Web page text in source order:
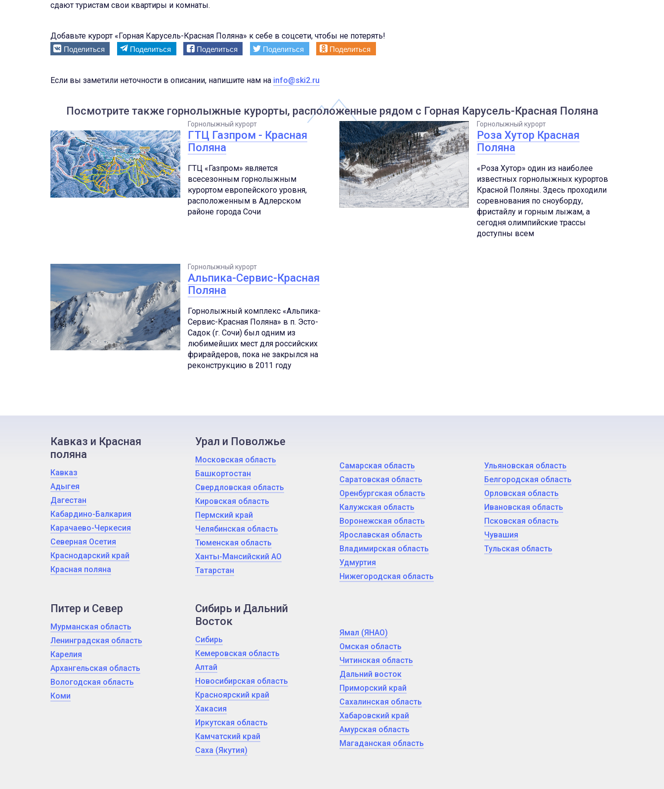
сдают туристам свои квартиры и комнаты.
Добавьте курорт «Горная Карусель-Красная Поляна» к себе в соцсети, чтобы не потерять!
Поделиться Поделиться Поделиться Поделиться Поделиться
Если вы заметили неточности в описании, напишите нам на info@ski2.ru
Посмотрите также горнолыжные курорты, расположенные рядом с Горная Карусель-Красная Поляна
Горнолыжный курорт
ГТЦ Газпром - Красная
Поляна
ГТЦ «Газпром» является
всесезонным горнолыжным
курортом европейского уровня,
расположенным в Адлерском
районе города Сочи
Горнолыжный курорт
Роза Хутор Красная
Поляна
«Роза Хутор» один из наиболее
известных горнолыжных курортов
Красной Поляны. Здесь проходили
соревнования по сноуборду,
фристайлу и горным лыжам, а
сегодня олимпийские трассы
доступны всем
Горнолыжный курорт
Альпика-Сервис-Красная
Поляна
Горнолыжный комплекс «Альпика-
Сервис-Красная Поляна» в п. Эсто-
Садок (г. Сочи) был одним из
любимейших мест для российских
фрирайдеров, пока не закрылся на
реконструкцию в 2011 году
Кавказ и Красная
поляна
Кавказ
Адыгея
Дагестан
Кабардино-Балкария
Карачаево-Черкесия
Северная Осетия
Краснодарский край
Красная поляна
Урал и Поволжье
Московская область
Башкортостан
Свердловская область
Кировская область
Пермский край
Челябинская область
Тюменская область
Ханты-Мансийский АО
Татарстан
Самарская область
Саратовская область
Оренбургская область
Калужская область
Воронежская область
Ярославская область
Владимирская область
Удмуртия
Нижегородская область
Ульяновская область
Белгородская область
Орловская область
Ивановская область
Псковская область
Чувашия
Тульская область
Питер и Север
Мурманская область
Ленинградская область
Карелия
Архангельская область
Вологодская область
Коми
Сибирь и Дальний
Восток
Сибирь
Кемеровская область
Алтай
Новосибирская область
Красноярский край
Хакасия
Иркутская область
Камчатский край
Саха (Якутия)
Ямал (ЯНАО)
Омская область
Читинская область
Дальний восток
Приморский край
Сахалинская область
Хабаровский край
Амурская область
Магаданская область